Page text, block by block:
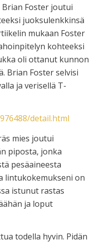
Foster joutui
juoksulenkkinsä
mukaan Foster
kohteeksi
oli ottanut kunnon
Brian Foster selvisi
ja verisellä T-
detail.html
mies joutui
piposta, jonka
pesäaineesta
lintukokemukseni on
istunut rastas
ja loput
todella hyvin. Pidän